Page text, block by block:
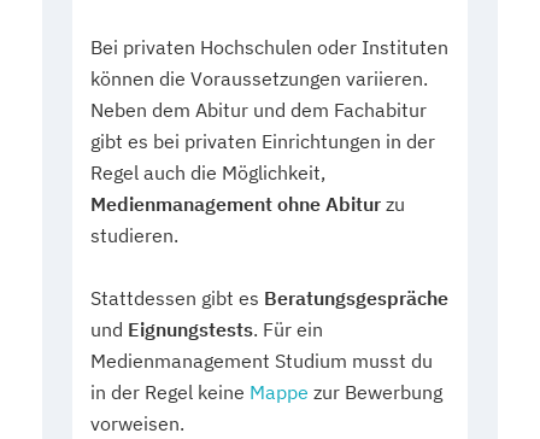
Bei privaten Hochschulen oder Instituten
können die Voraussetzungen variieren.
Neben dem Abitur und dem Fachabitur
gibt es bei privaten Einrichtungen in der
Regel auch die Möglichkeit,
Medienmanagement ohne Abitur zu
studieren.
Stattdessen gibt es Beratungsgespräche
und Eignungstests. Für ein
Medienmanagement Studium musst du
in der Regel keine Mappe zur Bewerbung
vorweisen.